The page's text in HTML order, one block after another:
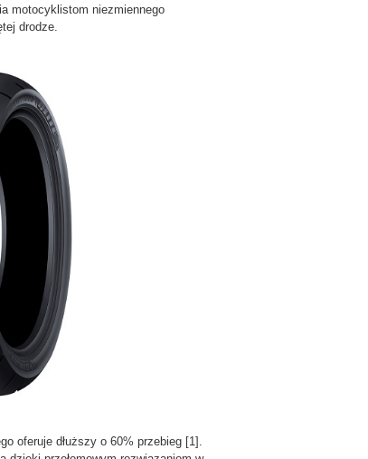
motocyklistom niezmiennego
drodze.
oferuje dłuższy o 60% przebieg [1].